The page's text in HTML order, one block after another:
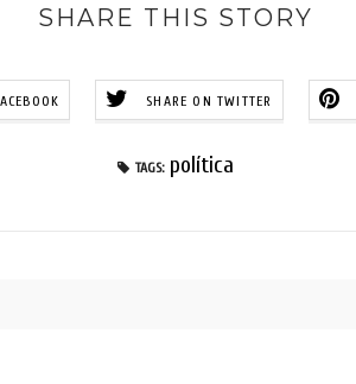
SHARE THIS STORY
SHARE ON TWITTER
TAGS: política